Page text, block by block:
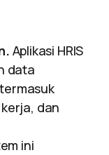
Aplikasi HRIS
data
dan
ini